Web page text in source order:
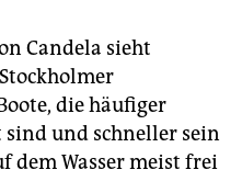
Candela sieht
die häufiger
sind und schneller sein
dem Wasser meist frei